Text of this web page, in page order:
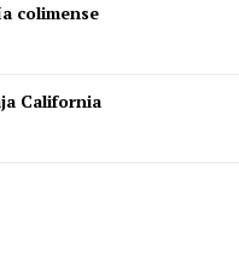
colimense
California